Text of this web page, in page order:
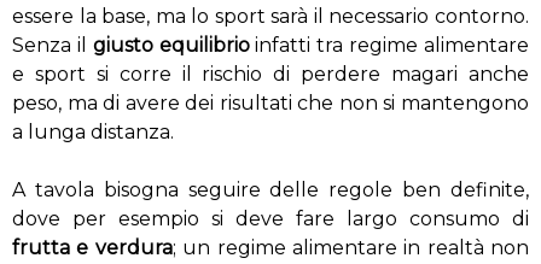
essere la base, ma lo sport sarà il necessario contorno.
Senza il giusto equilibrioinfatti tra regime alimentare
e sport si corre il rischio di perdere magari anche
peso, ma di avere dei risultati che non si mantengono
a lunga distanza.
A tavola bisogna seguire delle regole ben definite,
dove per esempio si deve fare largo consumo di
frutta e verdura; un regime alimentare in realtà non